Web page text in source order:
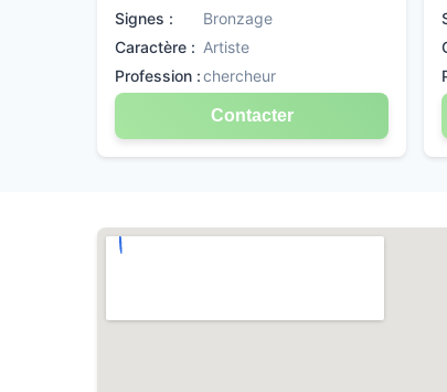
Signes :
Bronzage
Caractère : Artiste
Profession :chercheur
Contacter